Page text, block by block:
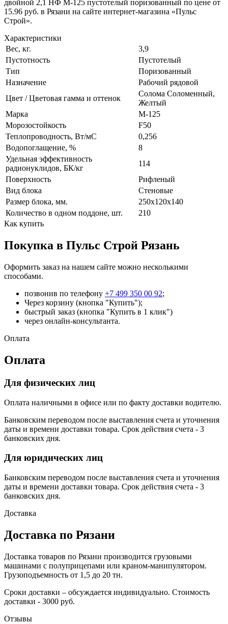
двойной 2,1 НФ М-125 пустотелый поризованный по цене от
15.96 руб. в Рязани на сайте интернет-магазина «Пульс
Строй».
Характеристики
Вес, кг.
3,9
Пустотность
Пустотелый
Тип
Поризованный
Назначение
Рабочий рядовой
Цвет / Цветовая гамма и оттенок
Солома Соломенный,
Желтый
Марка
М-125
Морозостойкость
F50
Теплопроводность, Вт/мC
0,256
Водопоглащение, %
8
Удельная эффективность
радионуклидов, БК/кг
114
Поверхность
Рифленый
Вид блока
Стеновые
Размер блока, мм.
250х120х140
Количество в одном поддоне, шт.
210
Как купить
Покупка в Пульс Строй Рязань
Оформить заказ на нашем сайте можно несколькими
способами.
позвонив по телефону +7 499 350 00 92;
Через корзину (кнопка "Купить");
быстрый заказ (кнопка "Купить в 1 клик")
через онлайн-консультанта.
Оплата
Оплата
Для физических лиц
Оплата наличными в офисе или по факту доставки водителю.
Банковским переводом после выставления счета и уточнения
даты и времени доставки товара. Срок действия счета - 3
банковских дня.
Для юридических лиц
Банковским переводом после выставления счета и уточнения
даты и времени доставки товара. Срок действия счета - 3
банковских дня.
Доставка
Доставка по Рязани
Доставка товаров по Рязани производится грузовыми
машинами с полуприцепами или краном-манипулятором.
Грузоподъемность от 1,5 до 20 тн.
Сроки доставки – обсуждается индивидуально. Стоимость
доставки - 3000 руб.
Отзывы